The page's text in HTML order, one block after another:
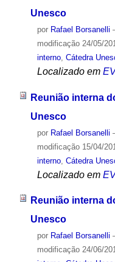
Unesco
por Rafael Borsanelli
modificação24/05/
interno, Cátedra
Localizado em
Reunião interna
Unesco
por Rafael Borsanelli
modificação15/04/
interno, Cátedra
Localizado em
Reunião interna
Unesco
por Rafael Borsanelli
modificação24/06/